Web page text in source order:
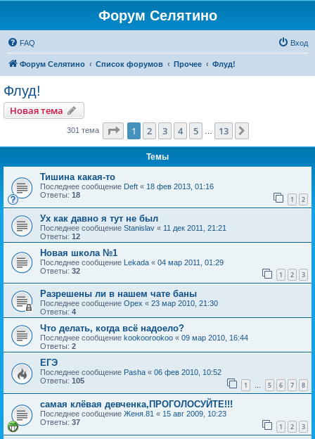
Форум Селятино
FAQ Вход
Форум Селятино Список форумов Прочее Флуд!
Флуд!
Новая тема
301 тема Страница из 13
1 2 3 4 5 13
Темы
Тишина какая-то
Последнее сообщение Deft « 18 фев 2013, 01:16
Ответы: 18 1 2
Ух как давно я тут не был
Последнее сообщение Stanislav « 11 дек 2011, 21:21
Ответы: 12
Новая школа №1
Последнее сообщение Lekada « 04 мар 2011, 01:29
Ответы: 32 1 2 3
Разрешены ли в нашем чате баны
Последнее сообщение Орех « 23 мар 2010, 21:30
Ответы: 4
Что делать, когда всё надоело?
Последнее сообщение kookoorookoo « 09 мар 2010, 16:44
Ответы: 2
ЕГЭ
Последнее сообщение Pasha « 06 фев 2010, 10:52
Ответы: 105 1 … 5 6 7 8
самая клёвая девченка,ПРОГОЛОСУЙТЕ!!!
Последнее сообщение Женя.81 « 15 авг 2009, 10:23
Ответы: 37 1 2 3